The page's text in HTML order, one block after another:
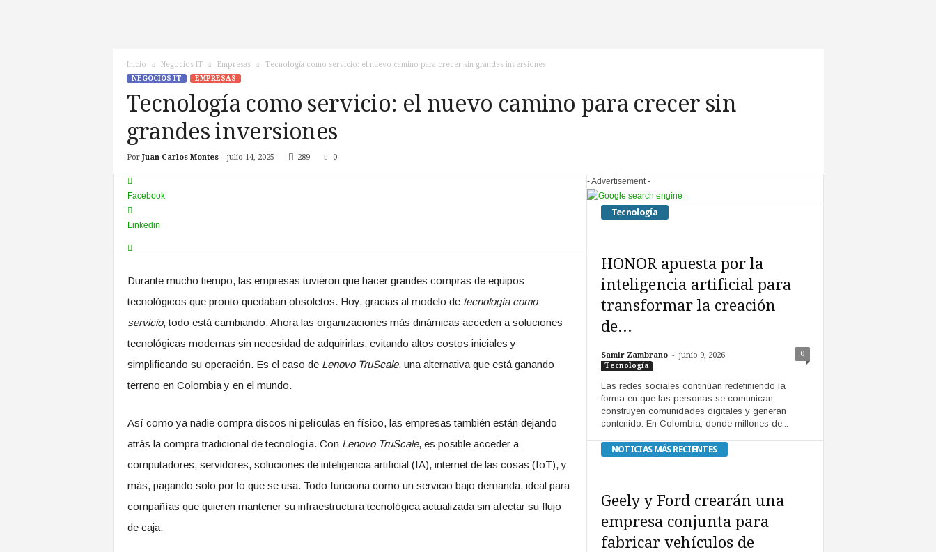
Inicio Negocios IT Empresas
Tecnología como servicio: el nuevo camino para crecer sin grandes inversiones
NEGOCIOS IT
EMPRESAS
Tecnología como servicio: el nuevo camino para crecer sin
grandes inversiones
Por Juan Carlos Montes- julio 14, 2025 289 0
Facebook
Linkedin
Durante mucho tiempo, las empresas tuvieron que hacer grandes compras de equipos
tecnológicos que pronto quedaban obsoletos. Hoy, gracias al modelo de tecnología como
servicio, todo está cambiando. Ahora las organizaciones más dinámicas acceden a soluciones
tecnológicas modernas sin necesidad de adquirirlas, evitando altos costos iniciales y
simplificando su operación. Es el caso de Lenovo TruScale, una alternativa que está ganando
terreno en Colombia y en el mundo.
Así como ya nadie compra discos ni películas en físico, las empresas también están dejando
atrás la compra tradicional de tecnología. Con Lenovo TruScale, es posible acceder a
computadores, servidores, soluciones de inteligencia artificial (IA), internet de las cosas (IoT), y
más, pagando solo por lo que se usa. Todo funciona como un servicio bajo demanda, ideal para
compañías que quieren mantener su infraestructura tecnológica actualizada sin afectar su flujo
de caja.
- Advertisement -
Tecnología
HONOR apuesta por la
inteligencia artificial para
transformar la creación
de...
Samir Zambrano - junio 9, 2026 0
Tecnología
Las redes sociales continúan redefiniendo la
forma en que las personas se comunican,
construyen comunidades digitales y generan
contenido. En Colombia, donde millones de...
NOTICIAS MÁS RECIENTES
Geely y Ford crearán una
empresa conjunta para
fabricar vehículos de